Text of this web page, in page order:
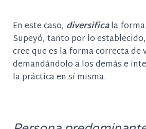
En este caso, diversificala forma
Supeyó, tanto por lo
cree que es la forma correcta de
demandándolo a los demás e
la práctica en sí misma.